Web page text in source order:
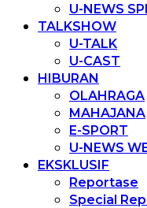
U-NEWS
TALKSHOW
U-TALK
U-CAST
HIBURAN
OLAHRAGA
MAHAJANA
E-SPORT
U-NEWS
EKSKLUSIF
Reportase
Special